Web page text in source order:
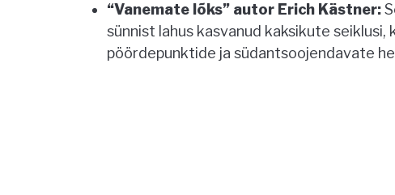
“Vanemate lõks” autor Erich Kästner:
sünnist lahus kasvanud kaksikute
pöördepunktide ja südantsoojendavate